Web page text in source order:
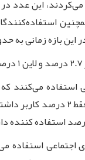
از یکی از پیام‌رسان­‌های
استفاده کننده